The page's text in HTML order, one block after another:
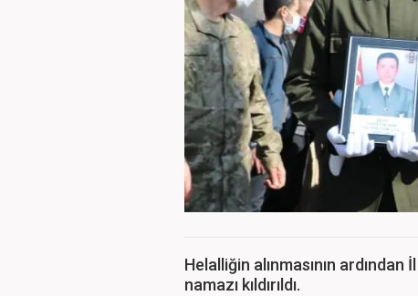
Helalliğin alınmasının
namazı kıldırıldı.